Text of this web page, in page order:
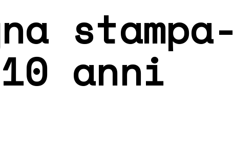
stampa-
anni